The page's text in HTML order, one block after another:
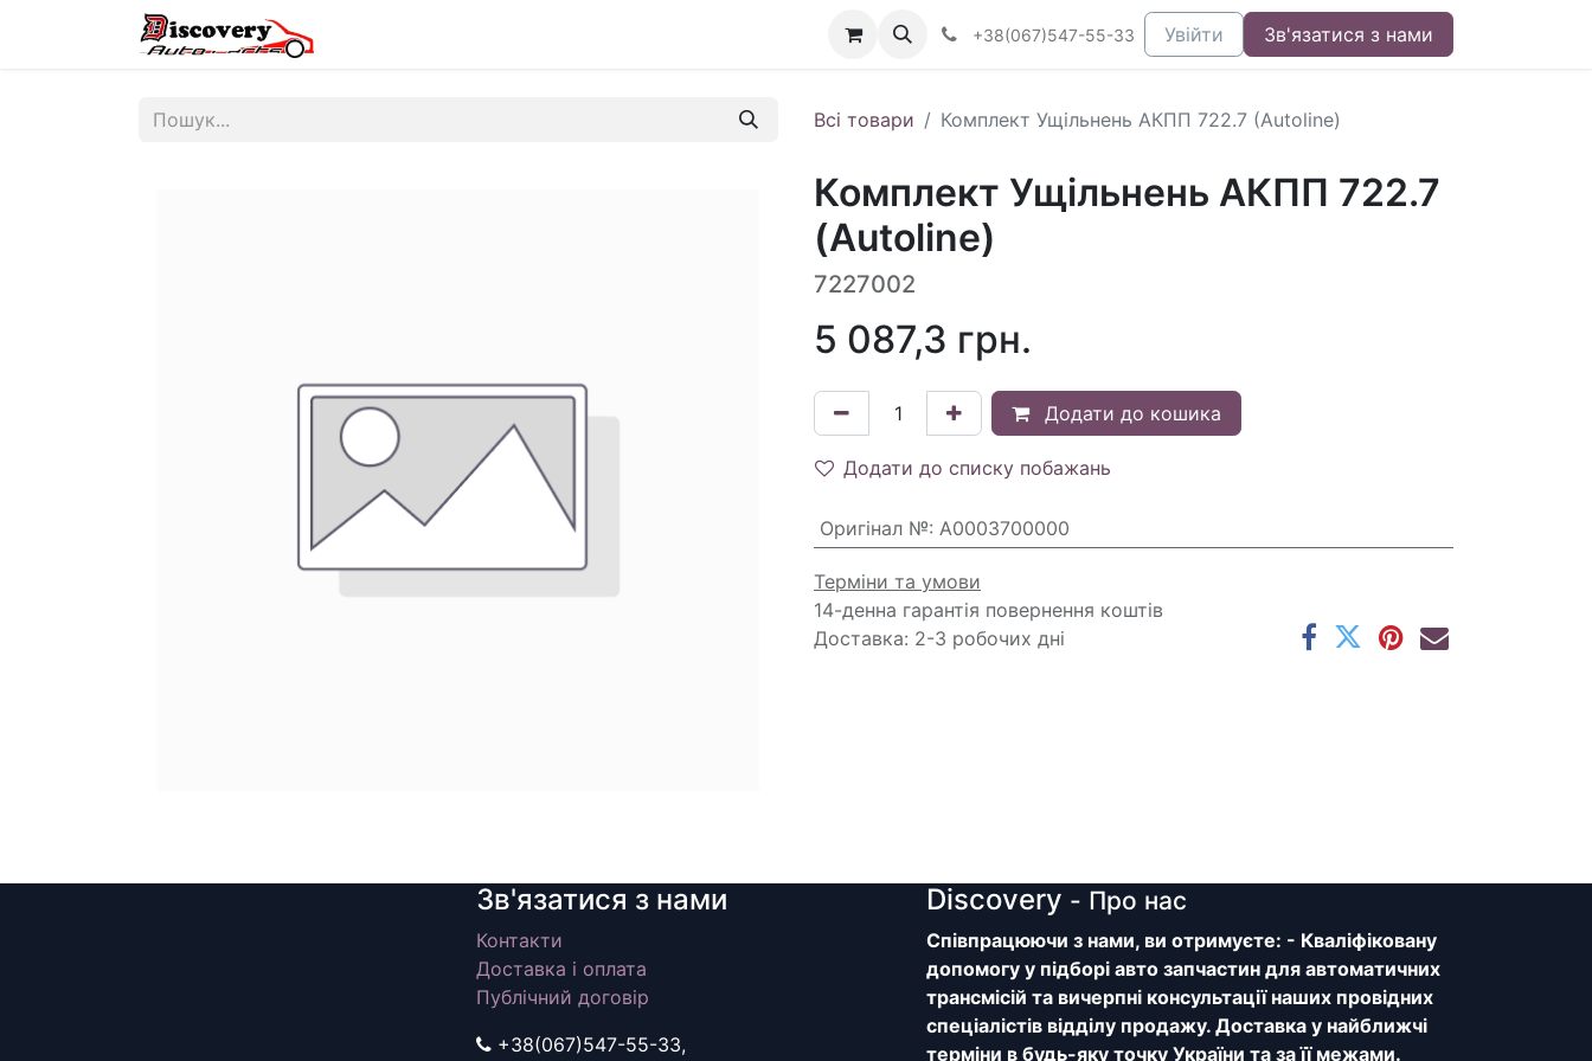
+38(067)547-55-33 Увійти Зв'язатися з нами
Всі товари Комплект Ущільнень АКПП 722.7 (Autoline)
Комплект Ущільнень АКПП 722.7
(Autoline)
7227002
5 087,3 грн.
Додати до кошика
Додати до списку побажань
Оригінал №: A0003700000
Терміни та умови
14-денна гарантія повернення коштів
Доставка: 2-3 робочих дні
Зв'язатися з нами
Контакти
Доставка і оплата
Публічний договір
+38(067)547-55-33,
Discovery - Про нас
Співпрацюючи з нами, ви отримуєте: - Кваліфіковану
допомогу у підборі авто запчастин для автоматичних
трансмісій та вичерпні консультації наших провідних
спеціалістів відділу продажу. Доставка у найближчі
терміни в будь-яку точку України та за її межами.